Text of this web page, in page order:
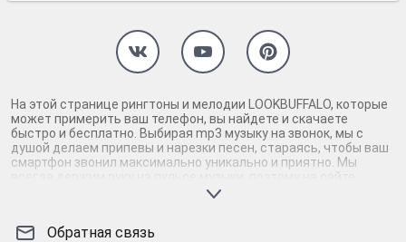
На этой странице рингтоны и мелодии LOOKBUFFALO, которые
может примерить ваш телефон, вы найдете и скачаете
быстро и бесплатно. Выбирая mp3 музыку на звонок, мы с
душой делаем припевы и нарезки песен, стараясь, чтобы ваш
смартфон звонил максимально уникально и приятно. Мы
всегда держим руку на пульсе музыки, поэтому на сайте
присутствуют только самые нормальные рингтоны
звонок своего телефона. Вам точно не будет стыдно за такую
Обратная связь